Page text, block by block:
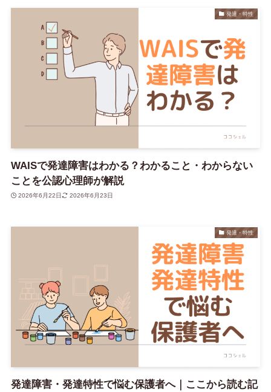
発達・特性
WAISで発達障害はわかる？わかること・わからない
ことを公認心理師が解説
2026年6月22日 2026年6月23日
発達・特性
発達障害・発達特性で悩む保護者へ｜ここから読む記